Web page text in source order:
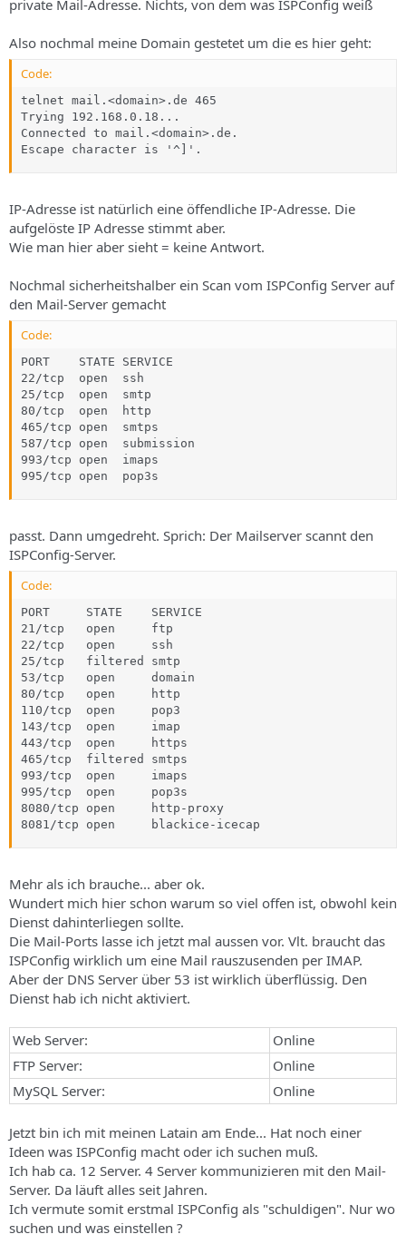
private Mail-Adresse. Nichts, von dem was ISPConfig weiß
Also nochmal meine Domain gestetet um die es hier geht:
Code:
telnet mail.<domain>.de 465
Trying 192.168.0.18...
Connected to mail.<domain>.de.
Escape character is '^]'.
IP-Adresse ist natürlich eine öffendliche IP-Adresse. Die
aufgelöste IP Adresse stimmt aber.
Wie man hier aber sieht = keine Antwort.
Nochmal sicherheitshalber ein Scan vom ISPConfig Server auf
den Mail-Server gemacht
Code:
PORT    STATE SERVICE
22/tcp  open  ssh
25/tcp  open  smtp
80/tcp  open  http
465/tcp open  smtps
587/tcp open  submission
993/tcp open  imaps
995/tcp open  pop3s
passt. Dann umgedreht. Sprich: Der Mailserver scannt den
ISPConfig-Server.
Code:
PORT     STATE    SERVICE
21/tcp   open     ftp
22/tcp   open     ssh
25/tcp   filtered smtp
53/tcp   open     domain
80/tcp   open     http
110/tcp  open     pop3
143/tcp  open     imap
443/tcp  open     https
465/tcp  filtered smtps
993/tcp  open     imaps
995/tcp  open     pop3s
8080/tcp open     http-proxy
8081/tcp open     blackice-icecap
Mehr als ich brauche... aber ok.
Wundert mich hier schon warum so viel offen ist, obwohl kein
Dienst dahinterliegen sollte.
Die Mail-Ports lasse ich jetzt mal aussen vor. Vlt. braucht das
ISPConfig wirklich um eine Mail rauszusenden per IMAP.
Aber der DNS Server über 53 ist wirklich überflüssig. Den
Dienst hab ich nicht aktiviert.
Web Server:
Online
FTP Server:
Online
MySQL Server:
Online
Jetzt bin ich mit meinen Latain am Ende... Hat noch einer
Ideen was ISPConfig macht oder ich suchen muß.
Ich hab ca. 12 Server. 4 Server kommunizieren mit den Mail-
Server. Da läuft alles seit Jahren.
Ich vermute somit erstmal ISPConfig als "schuldigen". Nur wo
suchen und was einstellen ?